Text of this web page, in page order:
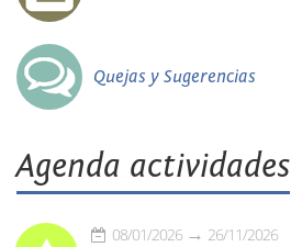
Quejas y Sugerencias
Agenda actividades
08/01/2026 26/11/2026